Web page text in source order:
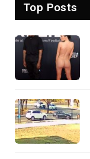
Top Posts